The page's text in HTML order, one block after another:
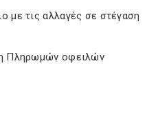
με τις αλλαγές σε στέγαση
Πληρωμών οφειλών